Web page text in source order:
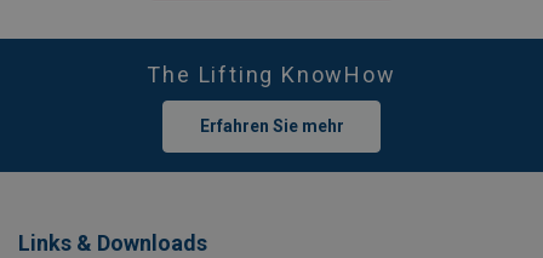
The Lifting KnowHow
Erfahren Sie mehr
Links & Downloads